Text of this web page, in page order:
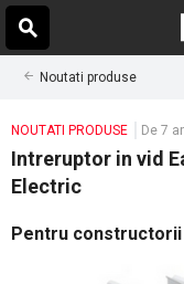
Noutati produse
NOUTATI PRODUSE De 7
Intreruptor in vid
Electric
Pentru constructorii